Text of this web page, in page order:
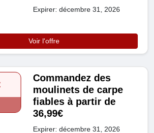
Expirer: décembre 31, 2026
Voir l'offre
Commandez des
moulinets de carpe
fiables à partir de
36,99€
Expirer: décembre 31, 2026